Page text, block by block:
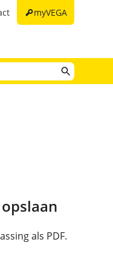
keymyVEGA
als PDF.